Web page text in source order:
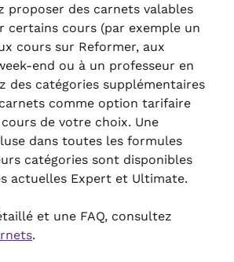
proposer des carnets valables
certains cours (par exemple un
cours sur Reformer, aux
end ou à un professeur en
des catégories supplémentaires
comme option tarifaire
de votre choix. Une
dans toutes les formules
catégories sont disponibles
actuelles Expert et Ultimate.
et une FAQ, consultez
.